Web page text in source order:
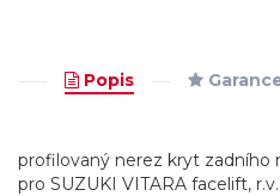
Popis
profilovaný nerez kryt zadního
pro SUZUKI VITARA facelift,